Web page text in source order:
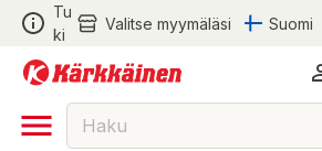
Tu
ki
Valitse myymäläsi Suomi